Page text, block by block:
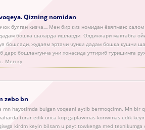
Qizning nomidan
булган кизча,,,, Мен бир киз номидан ёзяпман:
бошка шахарда ишларди. Олдинлари мактабга
бошлади, жудаям эртачи чунки дадам бошка кушни
дарс бошлангунча уни хонасида уттириб туришимга
. Мен ку
zebo bn
mn hayotimda bulgan voqeani aytib bermoqcimn. Mn
turar edik unca kop gaplawmas koriwmas edik
kirdm keyin bilsam u payt towkenga med